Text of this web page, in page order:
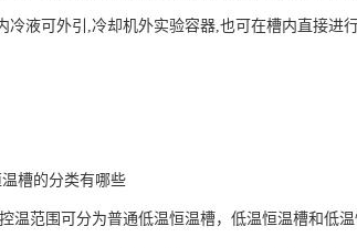
冷液可外引,冷却机外实验容器,也可在槽内直接进
槽的分类有哪些
温范围可分为普通低温恒温槽，低温恒温槽和低